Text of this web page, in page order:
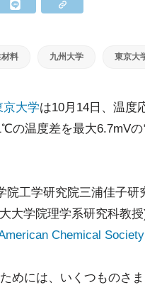
料 九州大学 東京大
京大学は10月14日、温度
の温度差を最大6.7mV
院工学研究院三浦佳子
大学院理学系研究科教
Chemical Society
めには、いくつものさ